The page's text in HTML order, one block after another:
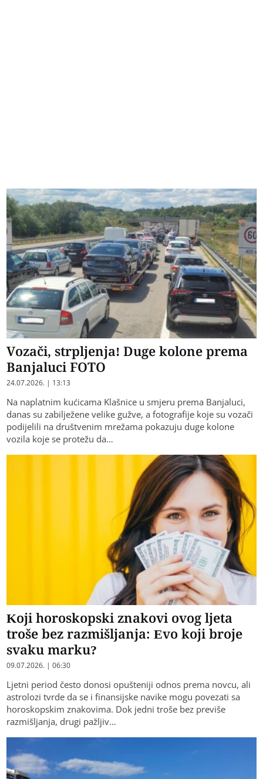
Vozači, strpljenja! Duge kolone prema
Banjaluci FOTO
24.07.2026. | 13:13
Na naplatnim kućicama Klašnice u smjeru prema Banjaluci,
danas su zabilježene velike gužve, a fotografije koje su vozači
podijelili na društvenim mrežama pokazuju duge kolone
vozila koje se protežu da…
Koji horoskopski znakovi ovog ljeta
troše bez razmišljanja: Evo koji broje
svaku marku?
09.07.2026. | 06:30
Ljetni period često donosi opušteniji odnos prema novcu, ali
astrolozi tvrde da se i finansijske navike mogu povezati sa
horoskopskim znakovima. Dok jedni troše bez previše
razmišljanja, drugi pažljiv…